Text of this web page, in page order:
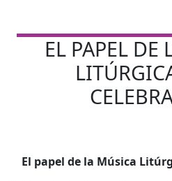
EL PAPEL DE
El papel de la Música